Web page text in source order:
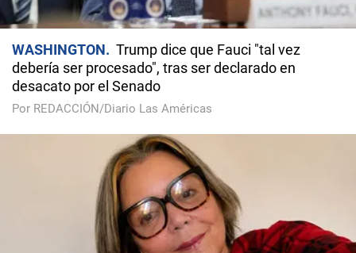
WASHINGTON
Trump dice que Fauci "tal vez
debería ser procesado", tras ser declarado en
desacato por el Senado
Por REDACCIÓN/Diario Las Américas